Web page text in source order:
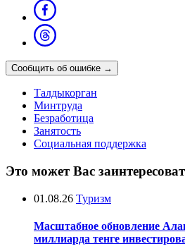
Сообщить об ошибке →
Талдыкорган
Минтруда
Безработица
Занятость
Социальная поддержка
Это может Вас
01.08.26 Туризм
Масштабное обновление
миллиарда тенге